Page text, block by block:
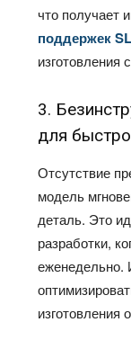
что получает
поддержек
изготовления
3.
для
Отсутствие
модель
деталь. Это
разработки,
еженедельно.
изготовления